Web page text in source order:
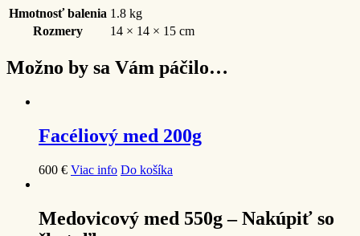
Hmotnosť balenia 1.8 kg
Rozmery
14 × 14 × 15 cm
Možno by sa Vám páčilo…
Facéliový med 200g
600 € Viac info Do košíka
Medovicový med 550g – Nakúpiť so